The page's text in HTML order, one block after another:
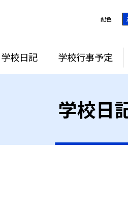
配色
学校日記 学校行事予定
学校日